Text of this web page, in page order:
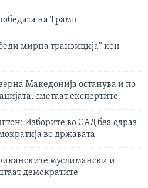
на Трамп
мирна транзиција“ кон
Македонија останува и по
сметаат експертите
Изборите во САД беа одраз
во државата
муслимански и
демократите